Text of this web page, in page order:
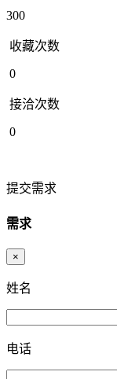
300
收藏次数
0
接洽次数
0
提交需求
需求
×
姓名
电话